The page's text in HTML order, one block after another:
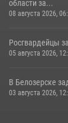
области за...
08 августа 2026,
Росгвардейцы
05 августа 2026,
В Белозерске
03 августа 2026,